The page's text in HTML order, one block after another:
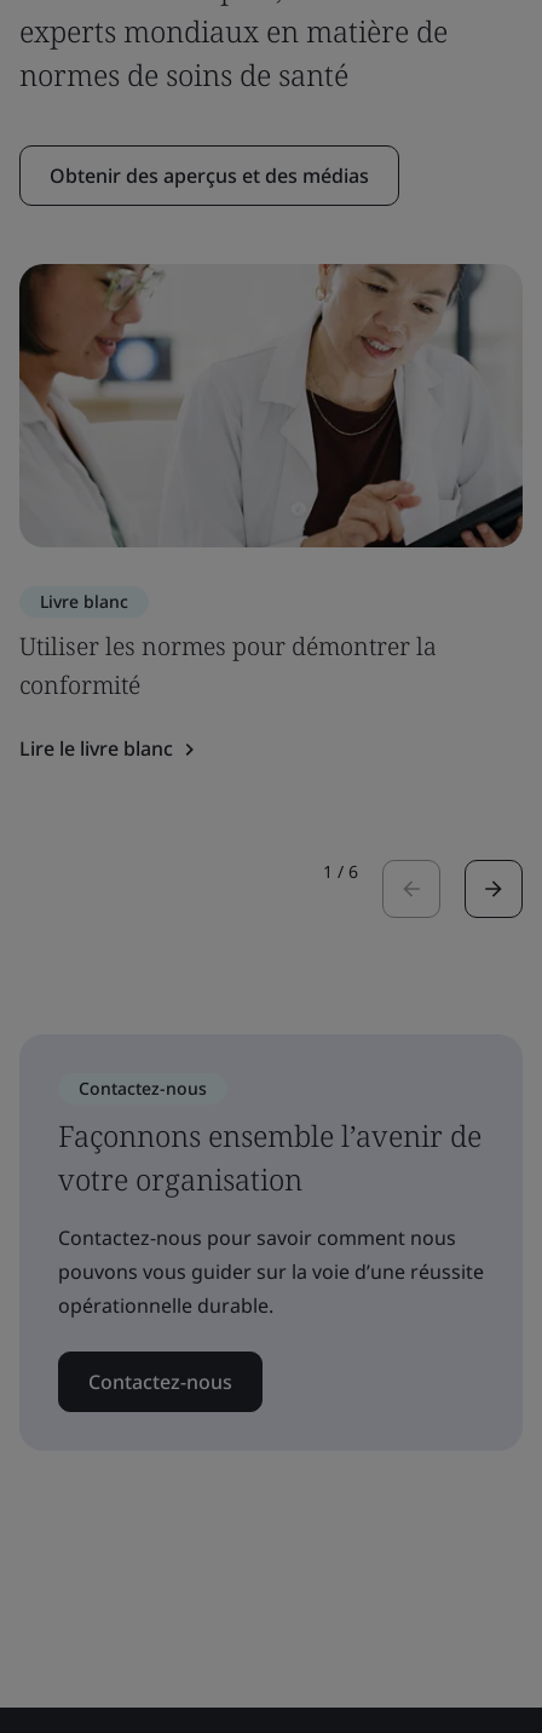
experts mondiaux en matière de
normes de soins de santé
Obtenir des aperçus et des médias
Livre blanc
Utiliser les normes pour démontrer la
conformité
Lire le livre blanc
1 / 6
Contactez-nous
Façonnons ensemble l’avenir de
votre organisation
Contactez-nous pour savoir comment nous
pouvons vous guider sur la voie d’une réussite
opérationnelle durable.
Contactez-nous